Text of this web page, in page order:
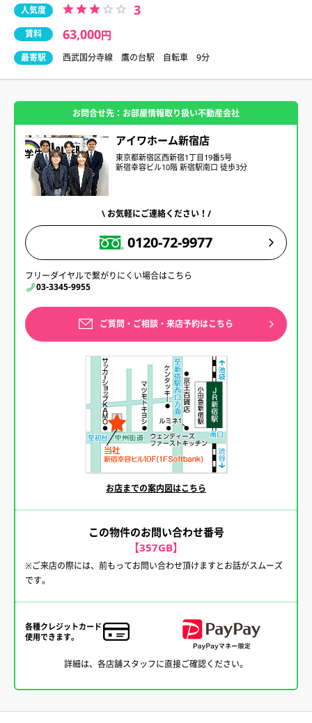
人気度 3
賃料 63,000円
最寄駅 西武国分寺線 鷹の台駅 自転車 9分
お問合せ先：お部屋情報取り扱い不動産会社
アイワホーム新宿店
東京都新宿区西新宿1丁目19番5号
新宿幸容ビル10階 新宿駅南口 徒歩3分
\ お気軽にご連絡ください！/
0120-72-9977
フリーダイヤルで繋がりにくい場合はこちら
03-3345-9955
ご質問・ご相談・来店予約はこちら
お店までの案内図はこちら
この物件のお問い合わせ番号
【357GB】
※ご来店の際には、前もってお問い合わせ頂けますとお話がスムーズ
です。
各種クレジットカード
使用できます。
詳細は、各店舗スタッフに直接ご確認ください。